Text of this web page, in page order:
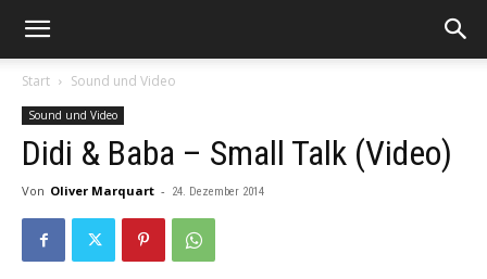
Start Sound und Video
Sound und Video
Didi & Baba – Small Talk (Video)
Von Oliver Marquart - 24. Dezember 2014